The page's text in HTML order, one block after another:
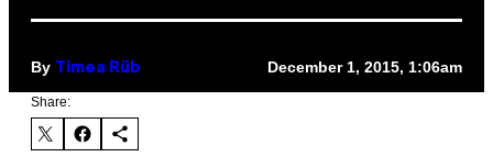
By Timea Rüb December 1, 2015, 1:06am
Share: